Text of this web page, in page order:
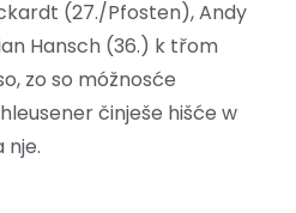
(27./Pfosten), Andy
Hansch (36.) k třom
zo so móžnosće
činješe hišće w
nje.